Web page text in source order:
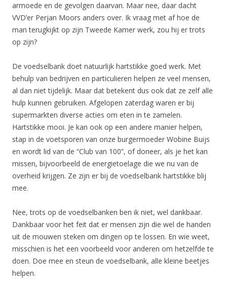
armoede en de gevolgen daarvan. Maar nee, daar dacht
VVD’er Perjan Moors anders over. Ik vraag met af hoe de
man terugkijkt op zijn Tweede Kamer werk, zou hij er trots
op zijn?
De voedselbank doet natuurlijk hartstikke goed werk. Met
behulp van bedrijven en particulieren helpen ze veel mensen,
al dan niet tijdelijk. Maar dat betekent dus ook dat ze zelf alle
hulp kunnen gebruiken. Afgelopen zaterdag waren er bij
supermarkten diverse acties om eten in te zamelen.
Hartstikke mooi. Je kan ook op een andere manier helpen,
stap in de voetsporen van onze burgermoeder Wobine Buijs
en wordt lid van de “Club van 100”, of doneer, als je het kan
missen, bijvoorbeeld de energietoelage die we nu van de
overheid krijgen. Ze zijn er bij de voedselbank hartstikke blij
mee.
Nee, trots op de voedselbanken ben ik niet, wel dankbaar.
Dankbaar voor het feit dat er mensen zijn die wel de handen
uit de mouwen steken om dingen op te lossen. En wie weet,
misschien is het een voorbeeld voor anderen om hetzelfde te
doen. Doe mee en steun de voedselbank, alle kleine beetjes
helpen.